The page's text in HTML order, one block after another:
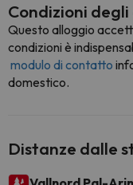
Condizioni
Questo alloggio
condizioni è
modulo di contatto
domestico.
Distanze dalle